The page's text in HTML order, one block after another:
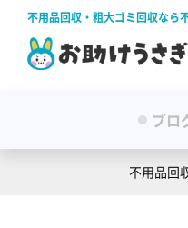
不用品回収・粗大ゴミ回収なら
ブロ
不用品回